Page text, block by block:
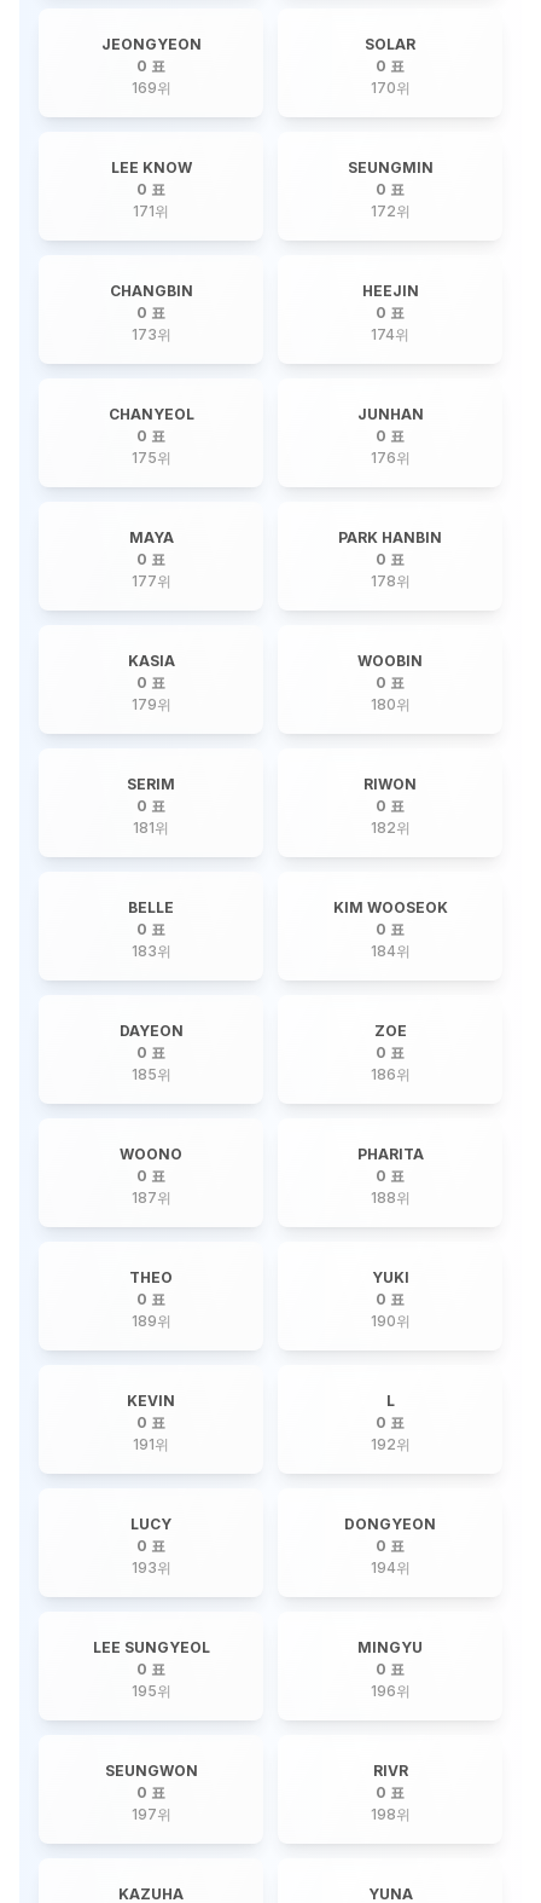
JEONGYEON
0 표
169위
SOLAR
0 표
170위
LEE KNOW
0 표
171위
SEUNGMIN
0 표
172위
CHANGBIN
0 표
173위
HEEJIN
0 표
174위
CHANYEOL
0 표
175위
JUNHAN
0 표
176위
MAYA
0 표
177위
PARK HANBIN
0 표
178위
KASIA
0 표
179위
WOOBIN
0 표
180위
SERIM
0 표
181위
RIWON
0 표
182위
BELLE
0 표
183위
KIM WOOSEOK
0 표
184위
DAYEON
0 표
185위
ZOE
0 표
186위
WOONO
0 표
187위
PHARITA
0 표
188위
THEO
0 표
189위
YUKI
0 표
190위
KEVIN
0 표
191위
L
0 표
192위
LUCY
0 표
193위
DONGYEON
0 표
194위
LEE SUNGYEOL
0 표
195위
MINGYU
0 표
196위
SEUNGWON
0 표
197위
RIVR
0 표
198위
KAZUHA YUNA